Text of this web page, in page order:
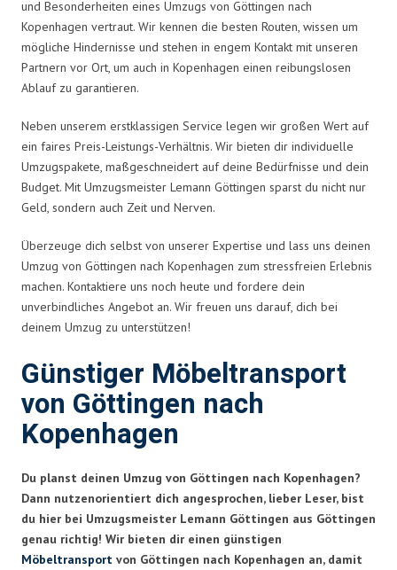
und Besonderheiten eines Umzugs von Göttingen nach
Kopenhagen vertraut. Wir kennen die besten Routen, wissen um
mögliche Hindernisse und stehen in engem Kontakt mit unseren
Partnern vor Ort, um auch in Kopenhagen einen reibungslosen
Ablauf zu garantieren.
Neben unserem erstklassigen Service legen wir großen Wert auf
ein faires Preis-Leistungs-Verhältnis. Wir bieten dir individuelle
Umzugspakete, maßgeschneidert auf deine Bedürfnisse und dein
Budget. Mit Umzugsmeister Lemann Göttingen sparst du nicht nur
Geld, sondern auch Zeit und Nerven.
Überzeuge dich selbst von unserer Expertise und lass uns deinen
Umzug von Göttingen nach Kopenhagen zum stressfreien Erlebnis
machen. Kontaktiere uns noch heute und fordere dein
unverbindliches Angebot an. Wir freuen uns darauf, dich bei
deinem Umzug zu unterstützen!
Günstiger Möbeltransport
von Göttingen nach
Kopenhagen
Du planst deinen Umzug von Göttingen nach Kopenhagen?
Dann nutzenorientiert dich angesprochen, lieber Leser, bist
du hier bei Umzugsmeister Lemann Göttingen aus Göttingen
genau richtig! Wir bieten dir einen günstigen
Möbeltransport von Göttingen nach Kopenhagen an, damit